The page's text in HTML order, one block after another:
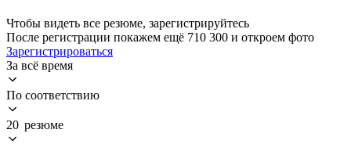
Чтобы видеть все резюме, зарегистрируйтесь
После регистрации покажем ещё 710 300 и откроем фото
Зарегистрироваться
За всё время
По соответствию
20 резюме